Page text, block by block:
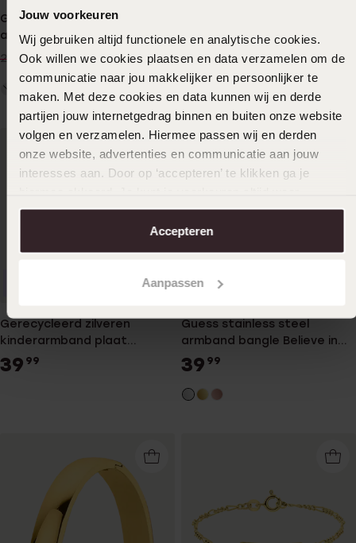
Jouw voorkeuren
Wij gebruiken altijd functionele en analytische cookies.
Ook willen we cookies plaatsen en data verzamelen om de
communicatie naar jou makkelijker en persoonlijker te
maken. Met deze cookies en data kunnen wij en derde
partijen jouw internetgedrag binnen en buiten onze website
volgen en verzamelen. Hiermee passen wij en derden
onze website, advertenties en communicatie aan jouw
interesses aan. Door op ‘accepteren’ te klikken ga je
aanpassen. Lees er meer over in onscookiebeleid.
Accepteren
Aanpassen
Gerecycleerd stainless steel
armband bangle gold light
colorado kristal
29.9919 99
roseplated bangle 4G logo
39 99
Gerecycleerd zilveren
kinderarmband plaat
singapore
39 99
Guess stainless steel
armband bangle Believe in
yourself
39 99
Personaliseer